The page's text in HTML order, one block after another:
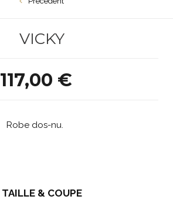
VICKY
117,00 €
Robe dos-nu.
TAILLE & COUPE